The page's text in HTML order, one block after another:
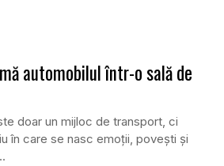
automobilul într-o sală de
doar un mijloc de transport, ci
în care se nasc emoții, povești și